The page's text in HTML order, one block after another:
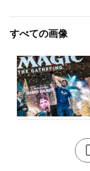
すべての画像